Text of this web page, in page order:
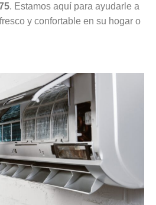
. Estamos aquí para ayudarle a
y confortable en su hogar o